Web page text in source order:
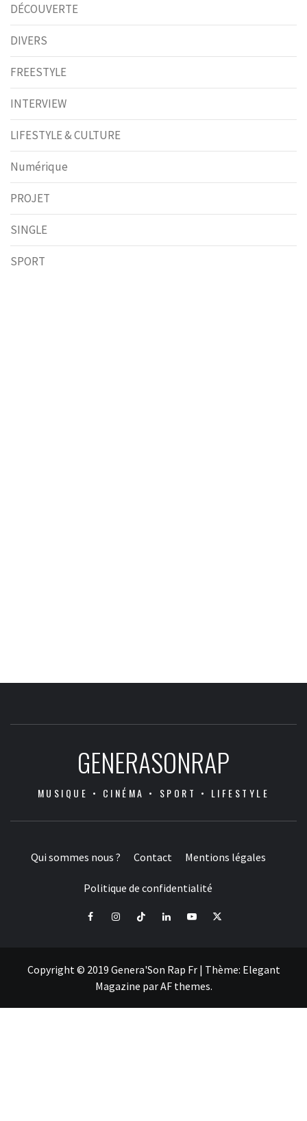
DÉCOUVERTE
DIVERS
FREESTYLE
INTERVIEW
LIFESTYLE & CULTURE
Numérique
PROJET
SINGLE
SPORT
GENERASONRAP
MUSIQUE • CINÉMA • SPORT • LIFESTYLE
Qui sommes nous ? Contact Mentions légales
Politique de confidentialité
FacebookInstagramTiktok LinkedInYoutube
X
Copyright © 2019 Genera'Son Rap Fr | Thème: Elegant
Magazine parAF themes.